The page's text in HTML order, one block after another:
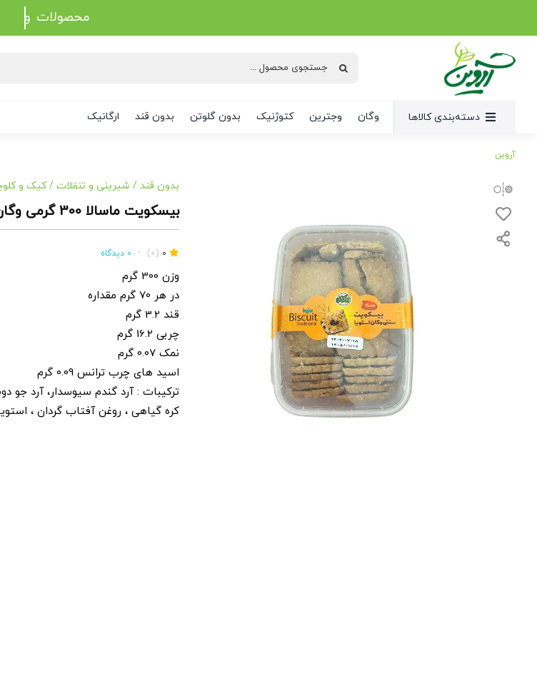
محصولات
جستجو
دسته‌بندی کالاها وگان وجترین کتوژنیک بدون گلوتن بدون قند ارگانیک
آروین
بدون قند / شیرینی و تنقلات /کیک و
بیسکویت ماسالا 300 گرمی وگان وجیتو
0
(0)
• 0 دیدگاه
وزن 300 گرم
در هر 70 گرم مقداره
قند 3.2 گرم
چربی 16.2 گرم
نمک 0.07 گرم
اسید های چرب ترانس 0.09 گرم
ترکیبات : آرد گندم سیوسدار، آرد جو
کره گیاهی ، روغن آفتاب گردان ،